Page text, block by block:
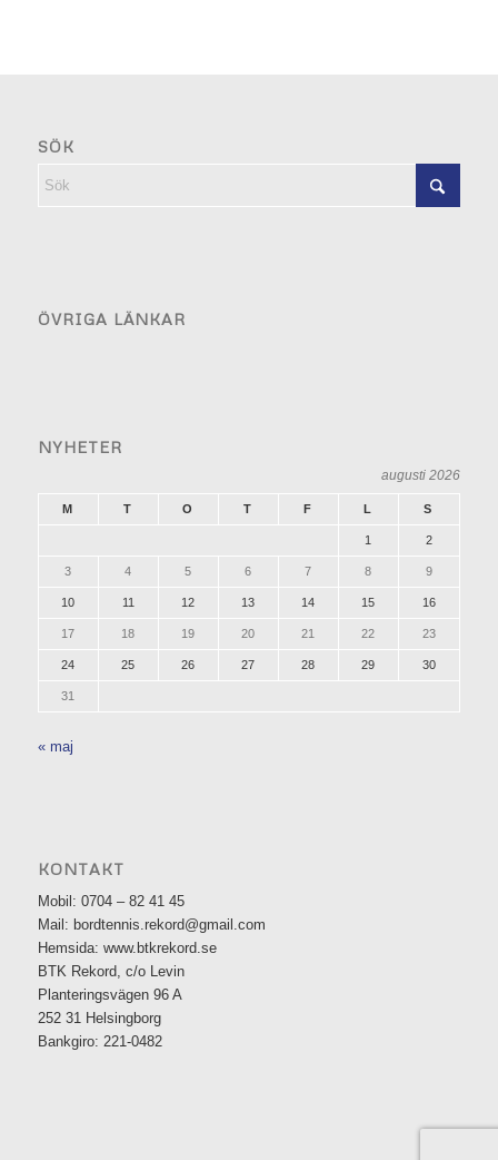
SÖK
ÖVRIGA LÄNKAR
NYHETER
augusti 2026
M T O T F L S
1 2
3 4 5 6 7 8 9
10 11 12 13 14 15 16
17 18 19 20 21 22 23
24 25 26 27 28 29 30
31
« maj
KONTAKT
Mobil: 0704 – 82 41 45
Mail: bordtennis.rekord@gmail.com
Hemsida: www.btkrekord.se
BTK Rekord, c/o Levin
Planteringsvägen 96 A
252 31 Helsingborg
Bankgiro: 221-0482